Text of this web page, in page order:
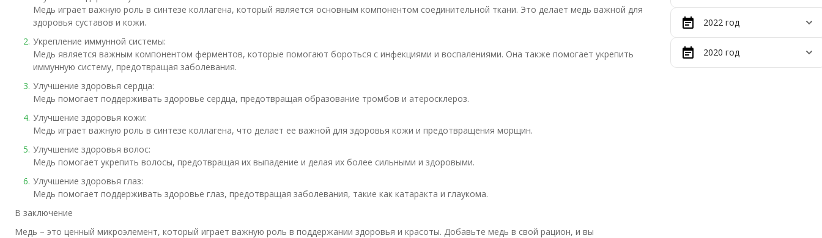
Медь играет важную роль в синтезе коллагена, который является основным компонентом соединительной ткани. Это делает медь важной для
здоровья суставов и кожи.
Укрепление иммунной системы:
Медь является важным компонентом ферментов, которые помогают бороться с инфекциями и воспалениями. Она также помогает укрепить
иммунную систему, предотвращая заболевания.
Улучшение здоровья сердца:
Медь помогает поддерживать здоровье сердца, предотвращая образование тромбов и атеросклероз.
Улучшение здоровья кожи:
Медь играет важную роль в синтезе коллагена, что делает ее важной для здоровья кожи и предотвращения морщин.
Улучшение здоровья волос:
Медь помогает укрепить волосы, предотвращая их выпадение и делая их более сильными и здоровыми.
Улучшение здоровья глаз:
Медь помогает поддерживать здоровье глаз, предотвращая заболевания, такие как катаракта и глаукома.
В заключение
Медь – это ценный микроэлемент, который играет важную роль в поддержании здоровья и красоты. Добавьте медь в свой рацион, и вы
2022 год
2020 год